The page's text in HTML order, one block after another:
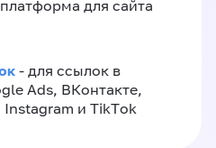
для сайта
- для ссылок в
Ads, ВКонтакте,
и TikTok